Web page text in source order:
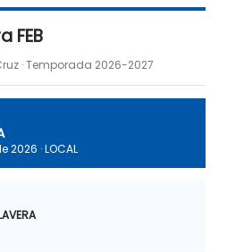
FEB
· Temporada 2026-2027
2026 · LOCAL